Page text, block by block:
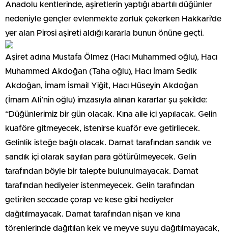
Anadolu kentlerinde, aşiretlerin yaptığı abartılı düğünler
nedeniyle gençler evlenmekte zorluk çekerken Hakkari’de
yer alan Pirosi aşireti aldığı kararla bunun önüne geçti.
Aşiret adına Mustafa Ölmez (Hacı Muhammed oğlu), Hacı
Muhammed Akdoğan (Taha oğlu), Hacı İmam Sedik
Akdoğan, İmam İsmail Yiğit, Hacı Hüseyin Akdoğan
(İmam Ali’nin oğlu) imzasıyla alınan kararlar şu şekilde:
“Düğünlerimiz bir gün olacak. Kına aile içi yapılacak. Gelin
kuaföre gitmeyecek, istenirse kuaför eve getirilecek.
Gelinlik isteğe bağlı olacak. Damat tarafından sandık ve
sandık içi olarak sayılan para götürülmeyecek. Gelin
tarafından böyle bir talepte bulunulmayacak. Damat
tarafından hediyeler istenmeyecek. Gelin tarafından
getirilen seccade çorap ve kese gibi hediyeler
dağıtılmayacak. Damat tarafından nişan ve kına
törenlerinde dağıtılan kek ve meyve suyu dağıtılmayacak,